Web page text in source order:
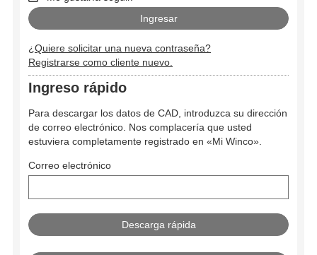
¿Quiere solicitar una nueva contraseña?
Registrarse como cliente nuevo.
Ingreso rápido
Para descargar los datos de CAD, introduzca su dirección
de correo electrónico. Nos complacería que usted
estuviera completamente registrado en «Mi Winco».
Correo electrónico